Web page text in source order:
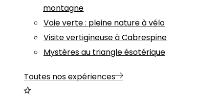
montagne
Voie verte : pleine nature à vélo
Visite vertigineuse à Cabrespine
Mystères au triangle ésotérique
Toutes nos expériences